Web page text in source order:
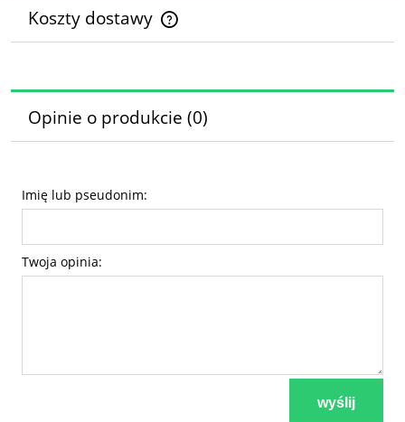
Koszty dostawy
Cena nie zawiera ewentualnych kosztów płatności
Opinie o produkcie (0)
Imię lub pseudonim:
Twoja opinia:
wyślij